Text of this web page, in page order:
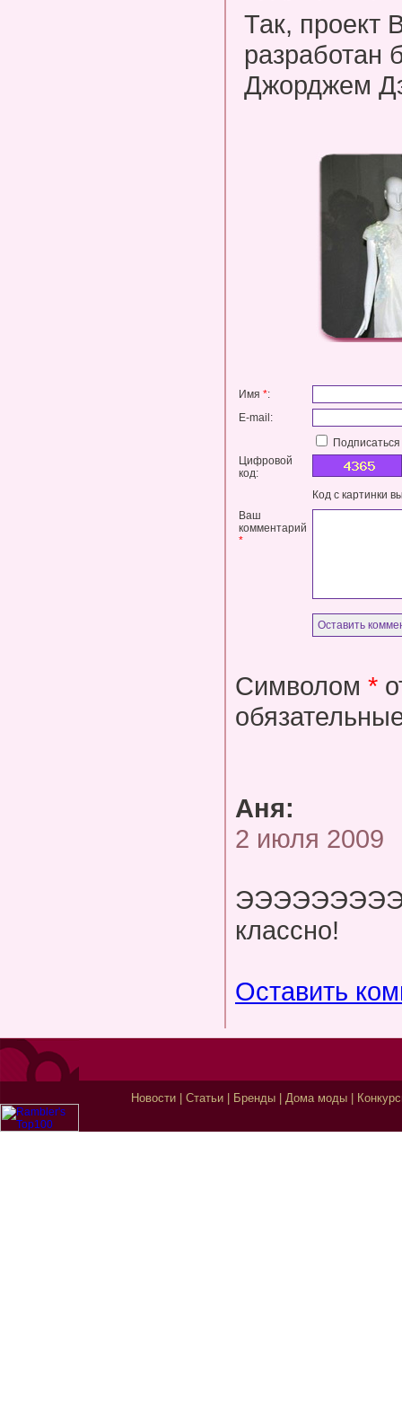
Так, проект
разработан
Джорджем
Имя *:
E-mail:
Цифровой
код:
Код с картинки
Ваш
комментарий
*
Символом *
Аня:
2 июля 2009
классно!
Оставить
Новости| Статьи| Бренды| Дома моды|